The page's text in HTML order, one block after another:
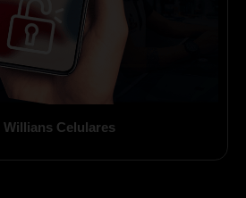
Willians Celulares